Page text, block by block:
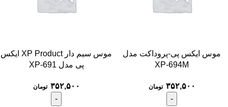
موس ایکس پی-پروداکت مدل
XP-694M
۳۵۲,۵۰۰ تومان
موس سیم دار XP Product ایکس
پی مدل XP-691
۳۵۲,۵۰۰ تومان